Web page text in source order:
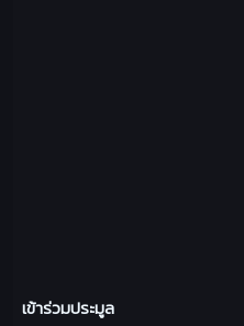
เข้าร่วมประมูล